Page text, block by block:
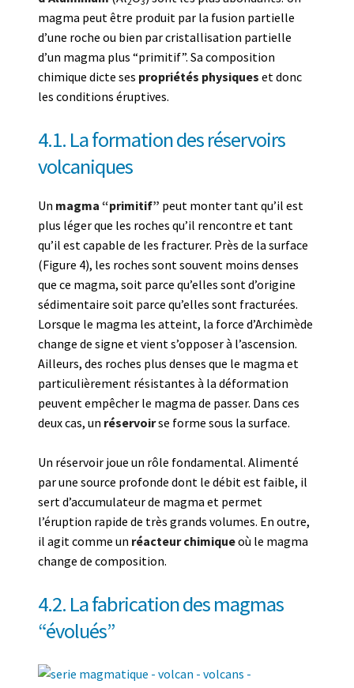
magma peut être produit par la fusion partielle
d’une roche ou bien par cristallisation partielle
d’un magma plus “primitif”. Sa composition
chimique dicte ses propriétés physiques et donc
les conditions éruptives.
4.1. La formation des réservoirs
volcaniques
Un magma “primitif” peut monter tant qu’il est
plus léger que les roches qu’il rencontre et tant
qu’il est capable de les fracturer. Près de la surface
(Figure 4), les roches sont souvent moins denses
que ce magma, soit parce qu’elles sont d’origine
sédimentaire soit parce qu’elles sont fracturées.
Lorsque le magma les atteint, la force d’Archimède
change de signe et vient s’opposer à l’ascension.
Ailleurs, des roches plus denses que le magma et
particulièrement résistantes à la déformation
peuvent empêcher le magma de passer. Dans ces
deux cas, un réservoirse forme sous la surface.
Un réservoir joue un rôle fondamental. Alimenté
par une source profonde dont le débit est faible, il
sert d’accumulateur de magma et permet
l’éruption rapide de très grands volumes. En outre,
il agit comme un réacteur chimiqueoù le magma
change de composition.
4.2. La fabrication des magmas
“évolués”